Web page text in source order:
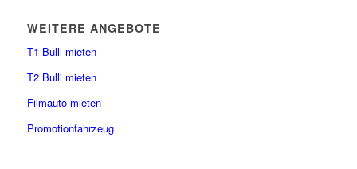
WEITERE ANGEBOTE
T1 Bulli mieten
T2 Bulli mieten
Filmauto mieten
Promotionfahrzeug